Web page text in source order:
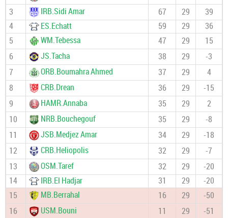
3
IRB.Sidi Amar 67 29
39
4
ES.Echatt 59 29
36
5
WM.Tebessa 47 29
15
6
JS.Tacha 38 29
-3
7
ORB.Boumahra Ahmed 37 29
4
8
CRB.Drean 36 29
-15
9
HAMR.Annaba 35 29
2
10
NRB.Bouchegouf 35 29
-8
11
JSB.Medjez Amar 34 29
-18
12
CRB.Heliopolis 32 29
-7
13
OSM.Taref 32 29
-20
14
IRB.El Hadjar 31 29
-20
15
MB.Berrahal 16 29
-50
16
USM.Bouni 11 29 -51